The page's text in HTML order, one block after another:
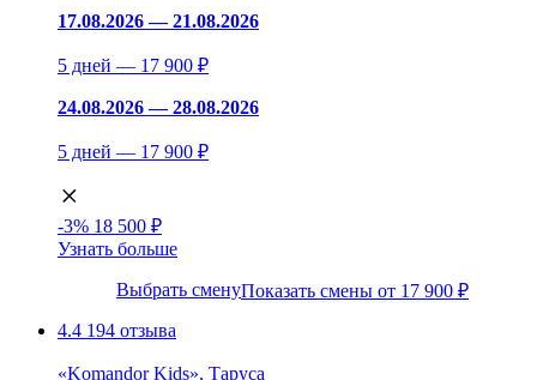
17.08.2026 — 21.08.2026
5 дней — 17 900 ₽
24.08.2026 — 28.08.2026
5 дней — 17 900 ₽
-3% 18 500 ₽
Узнать больше
Выбрать сменуПоказать смены от 17 900 ₽
4.4 194 отзыва
«Komandor Kids», Таруса